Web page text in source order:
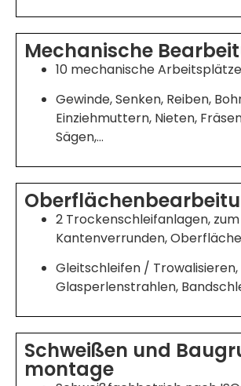
Mechanische
10 mechanische Arbeitsplätze
Gewinde, Senken, Reiben,
Einziehmuttern, Nieten,
Sägen,…
2 Trockenschleifanlagen,
Kantenverrunden,
Gleitschleifen / Trowalisieren,
Glasperlenstrahlen,
Schweißen und
montage